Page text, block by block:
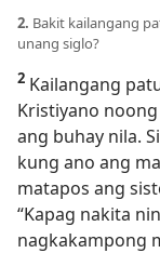
2. Bakit kailangang
unang siglo?
2 Kailangang
Kristiyano
ang buhay nila.
kung ano ang
matapos ang
“Kapag nakita
nagkakampong